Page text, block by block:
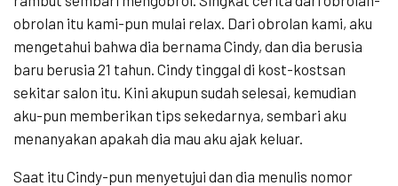
obrolan itu kami-pun mulai relax. Dari obrolan kami, aku
mengetahui bahwa dia bernama Cindy, dan dia berusia
baru berusia 21 tahun. Cindy tinggal di kost-kostsan
sekitar salon itu. Kini akupun sudah selesai, kemudian
aku-pun memberikan tips sekedarnya, sembari aku
menanyakan apakah dia mau aku ajak keluar.
Saat itu Cindy-pun menyetujui dan dia menulis nomor